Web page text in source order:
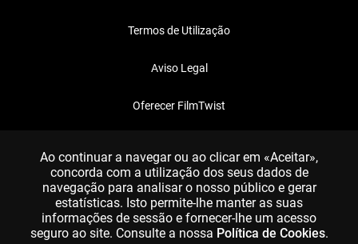
Termos de Utilização
Aviso Legal
Oferecer FilmTwist
Ao continuar a navegar ou ao clicar em «Aceitar»,
concorda com a utilização dos seus dados de
navegação para analisar o nosso público e gerar
estatísticas. Isto permite-lhe manter as suas
informações de sessão e fornecer-lhe um acesso
seguro ao site. Consulte a nossa Política de Cookies.